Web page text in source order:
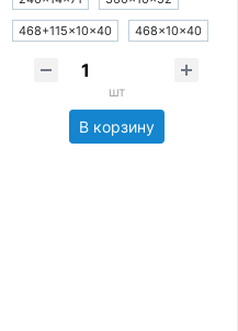
468+115×10×40 468×10×40
шт
В корзину